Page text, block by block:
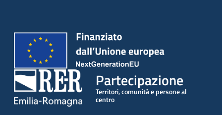
Partecipazione
Territori, comunità e persone al
centro